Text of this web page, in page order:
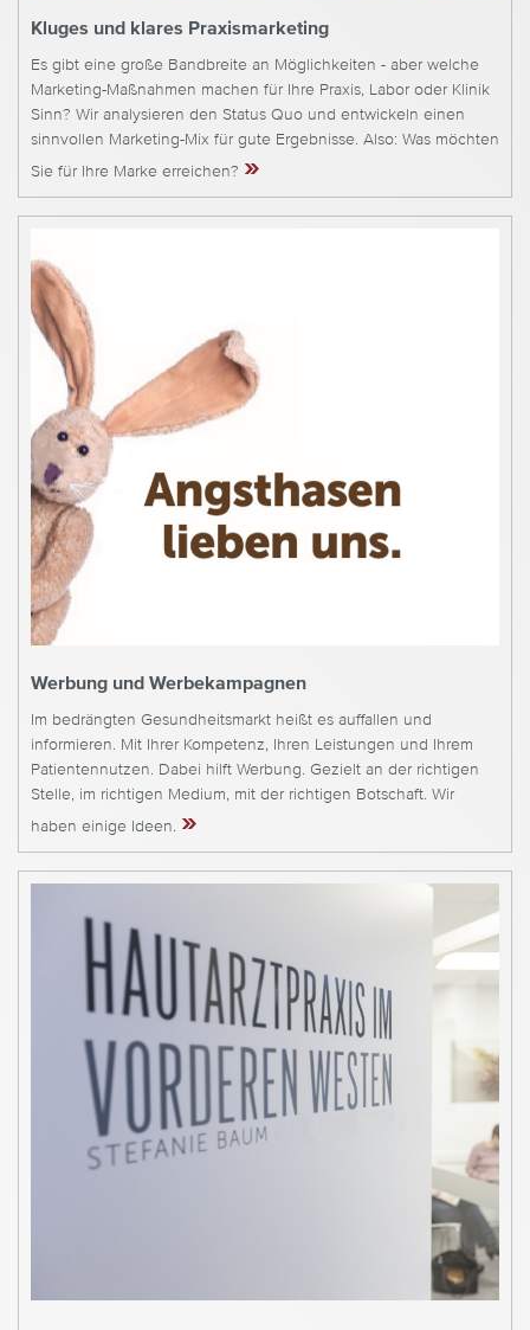
Kluges und klares Praxismarketing
Es gibt eine große Bandbreite an Möglichkeiten - aber welche
Marketing-Maßnahmen machen für Ihre Praxis, Labor oder Klinik
Sinn? Wir analysieren den Status Quo und entwickeln einen
sinnvollen Marketing-Mix für gute Ergebnisse. Also: Was möchten
Sie für Ihre Marke erreichen? »
Werbung und Werbekampagnen
Im bedrängten Gesundheitsmarkt heißt es auffallen und
informieren. Mit Ihrer Kompetenz, Ihren Leistungen und Ihrem
Patientennutzen. Dabei hilft Werbung. Gezielt an der richtigen
Stelle, im richtigen Medium, mit der richtigen Botschaft. Wir
haben einige Ideen. »